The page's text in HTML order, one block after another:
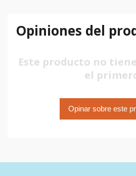
Opiniones del
Este producto no
el
Opinar sobre este